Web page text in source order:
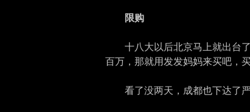
限购
十八大以后北京马上就出台
百万，那就用发发妈妈来买吧，
看了没两天，成都也下达了